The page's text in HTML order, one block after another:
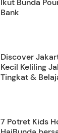
Ikut Bunda
Bank
Discover
Kecil Keliling
Tingkat &
7 Potret Kids